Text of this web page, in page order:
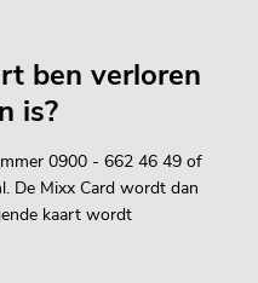
ben verloren
is?
0900 - 662 46 49 of
De Mixx Card wordt dan
kaart wordt